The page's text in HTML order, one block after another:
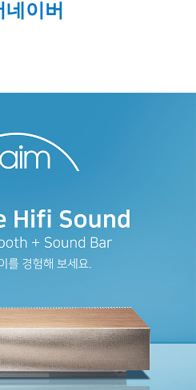
네이버